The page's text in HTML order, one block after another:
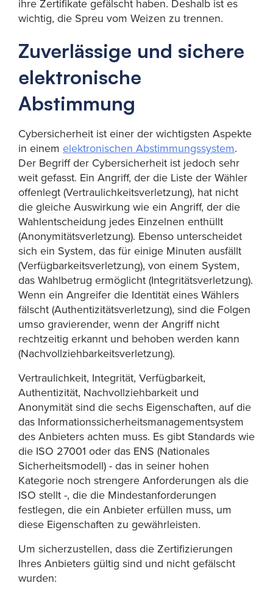
ihre Zertifikate gefälscht haben. Deshalb ist es
wichtig, die Spreu vom Weizen zu trennen.
Zuverlässige und sichere
elektronische
Abstimmung
Cybersicherheit ist einer der wichtigsten Aspekte
in einem elektronischen Abstimmungssystem.
Der Begriff der Cybersicherheit ist jedoch sehr
weit gefasst. Ein Angriff, der die Liste der Wähler
offenlegt (Vertraulichkeitsverletzung), hat nicht
die gleiche Auswirkung wie ein Angriff, der die
Wahlentscheidung jedes Einzelnen enthüllt
(Anonymitätsverletzung). Ebenso unterscheidet
sich ein System, das für einige Minuten ausfällt
(Verfügbarkeitsverletzung), von einem System,
das Wahlbetrug ermöglicht (Integritätsverletzung).
Wenn ein Angreifer die Identität eines Wählers
fälscht (Authentizitätsverletzung), sind die Folgen
umso gravierender, wenn der Angriff nicht
rechtzeitig erkannt und behoben werden kann
(Nachvollziehbarkeitsverletzung).
Vertraulichkeit, Integrität, Verfügbarkeit,
Authentizität, Nachvollziehbarkeit und
Anonymität sind die sechs Eigenschaften, auf die
das Informationssicherheitsmanagementsystem
des Anbieters achten muss. Es gibt Standards wie
die ISO 27001 oder das ENS (Nationales
Sicherheitsmodell) - das in seiner hohen
Kategorie noch strengere Anforderungen als die
ISO stellt -, die die Mindestanforderungen
festlegen, die ein Anbieter erfüllen muss, um
diese Eigenschaften zu gewährleisten.
Um sicherzustellen, dass die Zertifizierungen
Ihres Anbieters gültig sind und nicht gefälscht
wurden: